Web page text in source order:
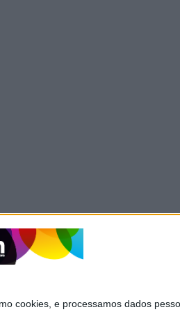
cookies, e processamos dados